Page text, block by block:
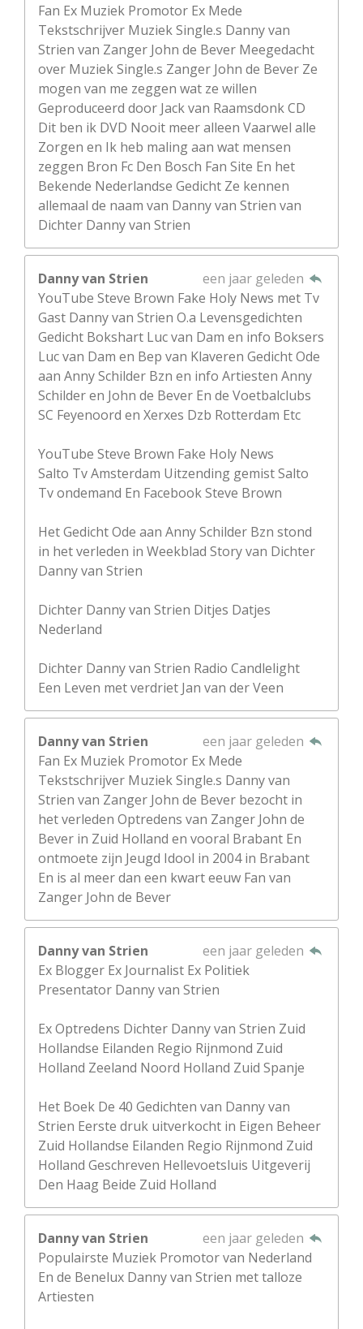
Fan Ex Muziek Promotor Ex Mede
Tekstschrijver Muziek Single.s Danny van
Strien van Zanger John de Bever Meegedacht
over Muziek Single.s Zanger John de Bever Ze
mogen van me zeggen wat ze willen
Geproduceerd door Jack van Raamsdonk CD
Dit ben ik DVD Nooit meer alleen Vaarwel alle
Zorgen en Ik heb maling aan wat mensen
zeggen Bron Fc Den Bosch Fan Site En het
Bekende Nederlandse Gedicht Ze kennen
allemaal de naam van Danny van Strien van
Dichter Danny van Strien
Danny van Strien
een jaar geleden
YouTube Steve Brown Fake Holy News met Tv
Gast Danny van Strien O.a Levensgedichten
Gedicht Bokshart Luc van Dam en info Boksers
Luc van Dam en Bep van Klaveren Gedicht Ode
aan Anny Schilder Bzn en info Artiesten Anny
Schilder en John de Bever En de Voetbalclubs
SC Feyenoord en Xerxes Dzb Rotterdam Etc
YouTube Steve Brown Fake Holy News
Salto Tv Amsterdam Uitzending gemist Salto
Tv ondemand En Facebook Steve Brown
Het Gedicht Ode aan Anny Schilder Bzn stond
in het verleden in Weekblad Story van Dichter
Danny van Strien
Dichter Danny van Strien Ditjes Datjes
Nederland
Dichter Danny van Strien Radio Candlelight
Een Leven met verdriet Jan van der Veen
Danny van Strien
een jaar geleden
Fan Ex Muziek Promotor Ex Mede
Tekstschrijver Muziek Single.s Danny van
Strien van Zanger John de Bever bezocht in
het verleden Optredens van Zanger John de
Bever in Zuid Holland en vooral Brabant En
ontmoete zijn Jeugd Idool in 2004 in Brabant
En is al meer dan een kwart eeuw Fan van
Zanger John de Bever
Danny van Strien
een jaar geleden
Ex Blogger Ex Journalist Ex Politiek
Presentator Danny van Strien
Ex Optredens Dichter Danny van Strien Zuid
Hollandse Eilanden Regio Rijnmond Zuid
Holland Zeeland Noord Holland Zuid Spanje
Het Boek De 40 Gedichten van Danny van
Strien Eerste druk uitverkocht in Eigen Beheer
Zuid Hollandse Eilanden Regio Rijnmond Zuid
Holland Geschreven Hellevoetsluis Uitgeverij
Den Haag Beide Zuid Holland
Danny van Strien
een jaar geleden
Populairste Muziek Promotor van Nederland
En de Benelux Danny van Strien met talloze
Artiesten